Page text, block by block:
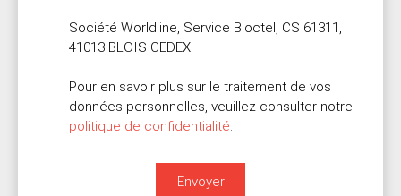
Société Worldline, Service Bloctel, CS 61311,
41013 BLOIS CEDEX.
Pour en savoir plus sur le traitement de vos
données personnelles, veuillez consulter notre
politique de confidentialité.
Envoyer